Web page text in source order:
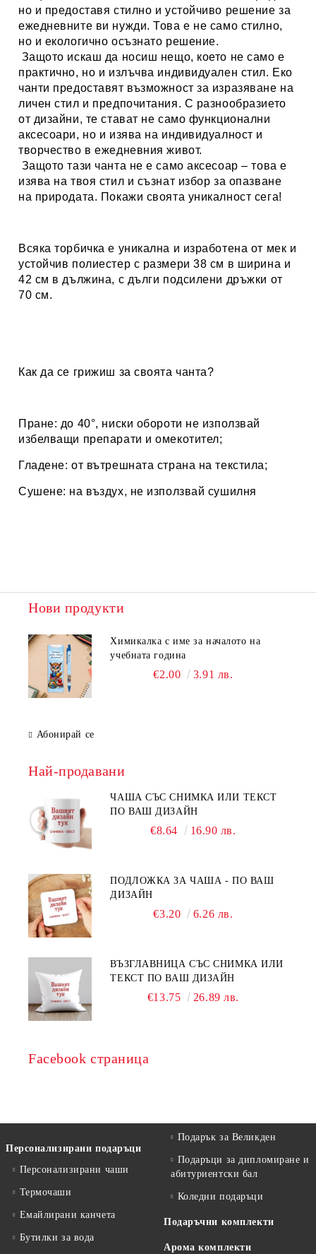
но и предоставя стилно и устойчиво решение за
ежедневните ви нужди. Това е не само стилно,
но и екологично осъзнато решение.
Защото искаш да носиш нещо, което не само е
практично, но и излъчва индивидуален стил. Еко
чанти предоставят възможност за изразяване на
личен стил и предпочитания. С разнообразието
от дизайни, те стават не само функционални
аксесоари, но и изява на индивидуалност и
творчество в ежедневния живот.
Защото тази чанта не е само аксесоар – това е
изява на твоя стил и съзнат избор за опазване
на природата. Покажи своята уникалност сега!
Всяка торбичка е уникална и изработена от мек и
устойчив полиестер с размери 38 см в ширина и
42 см в дължина, с дълги подсилени дръжки от
70 см.
Как да се грижиш за своята чанта?
Пране: до 40°, ниски обороти не използвай
избелващи препарати и омекотител;
Гладене: от вътрешната страна на текстила;
Сушене: на въздух, не използвай сушилня
Нови продукти
Химикалка с име за началото на
учебната година
€2.00 3.91 лв.
Абонирай се
Най-продавани
ЧАША СЪС СНИМКА ИЛИ ТЕКСТ
ПО ВАШ ДИЗАЙН
€8.64 16.90 лв.
ПОДЛОЖКА ЗА ЧАША - ПО ВАШ
ДИЗАЙН
€3.20 6.26 лв.
ВЪЗГЛАВНИЦА СЪС СНИМКА ИЛИ
ТЕКСТ ПО ВАШ ДИЗАЙН
€13.75 26.89 лв.
Facebook страница
Персонализирани подаръци
Персонализирани чаши
Термочаши
Емайлирани канчета
Бутилки за вода
Подарък за Великден
Подаръци за дипломиране и
абитуриентски бал
Коледни подаръци
Подаръчни комплекти
Арома комплекти